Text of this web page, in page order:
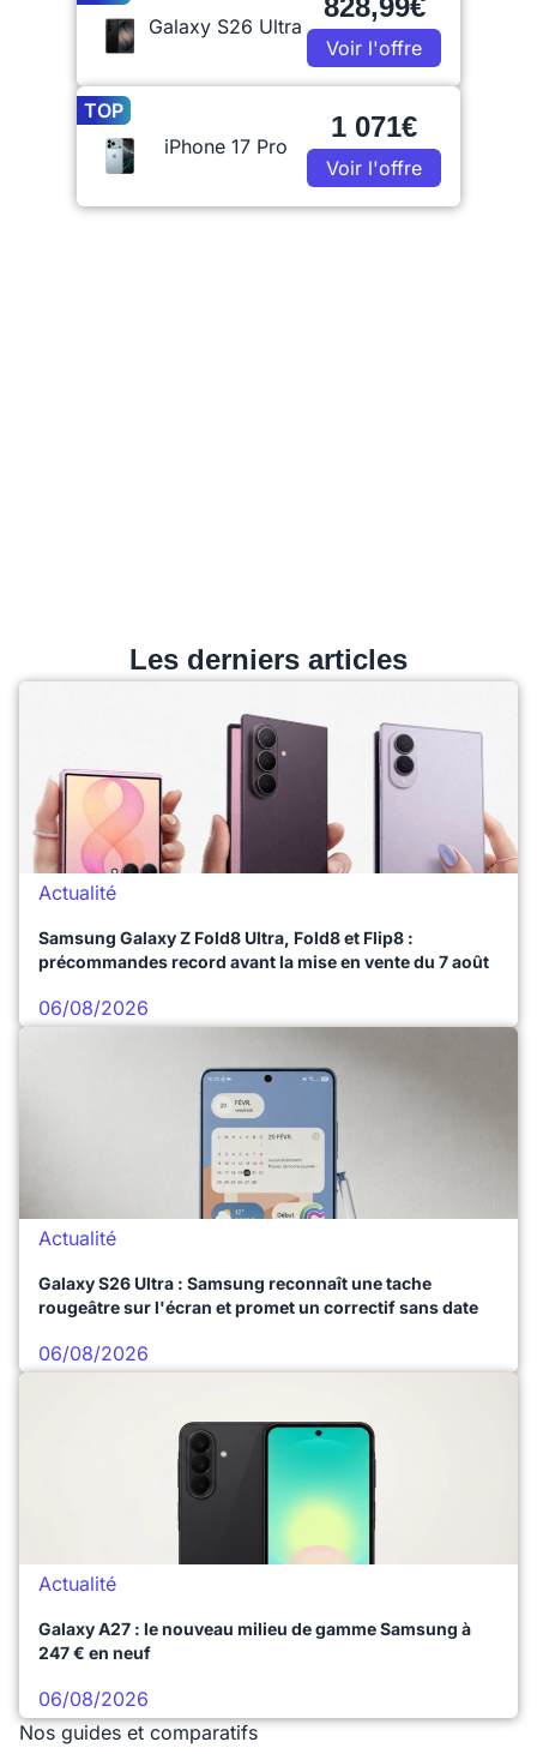
Galaxy S26 Ultra
828,99€
Voir l'offre
TOP
iPhone 17 Pro
1 071€
Voir l'offre
Les derniers articles
Actualité
Samsung Galaxy Z Fold8 Ultra, Fold8 et Flip8 :
précommandes record avant la mise en vente du 7 août
06/08/2026
Actualité
Galaxy S26 Ultra : Samsung reconnaît une tache
rougeâtre sur l'écran et promet un correctif sans date
06/08/2026
Actualité
Galaxy A27 : le nouveau milieu de gamme Samsung à
247 € en neuf
06/08/2026
Nos guides et comparatifs